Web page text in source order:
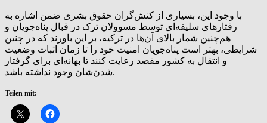
با وجود این، بسیاری از کنش‌گران حقوق بشری ضمن اشاره به
رفتارهای سلیقه‌ای توسط مسوولان ترک در قبال پناه‌جویان و
هم‌چنین شمار بالای آن‌‌ها در ترکیه، بر این باورند که در چنین
شرایطی، بهتر است پناه‌جویان امنیت خود را تا زمان اثبات وضعیت
و انتقال به کشور مقصد رعایت کنند تا بهانه‌ای برای گرفتار
شدن‌شان وجود نداشته باشد.
Teilen mit: